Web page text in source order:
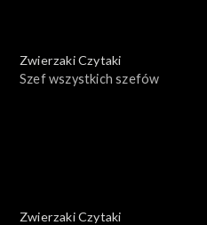
Zwierzaki Czytaki
Szef wszystkich szefów
Zwierzaki Czytaki